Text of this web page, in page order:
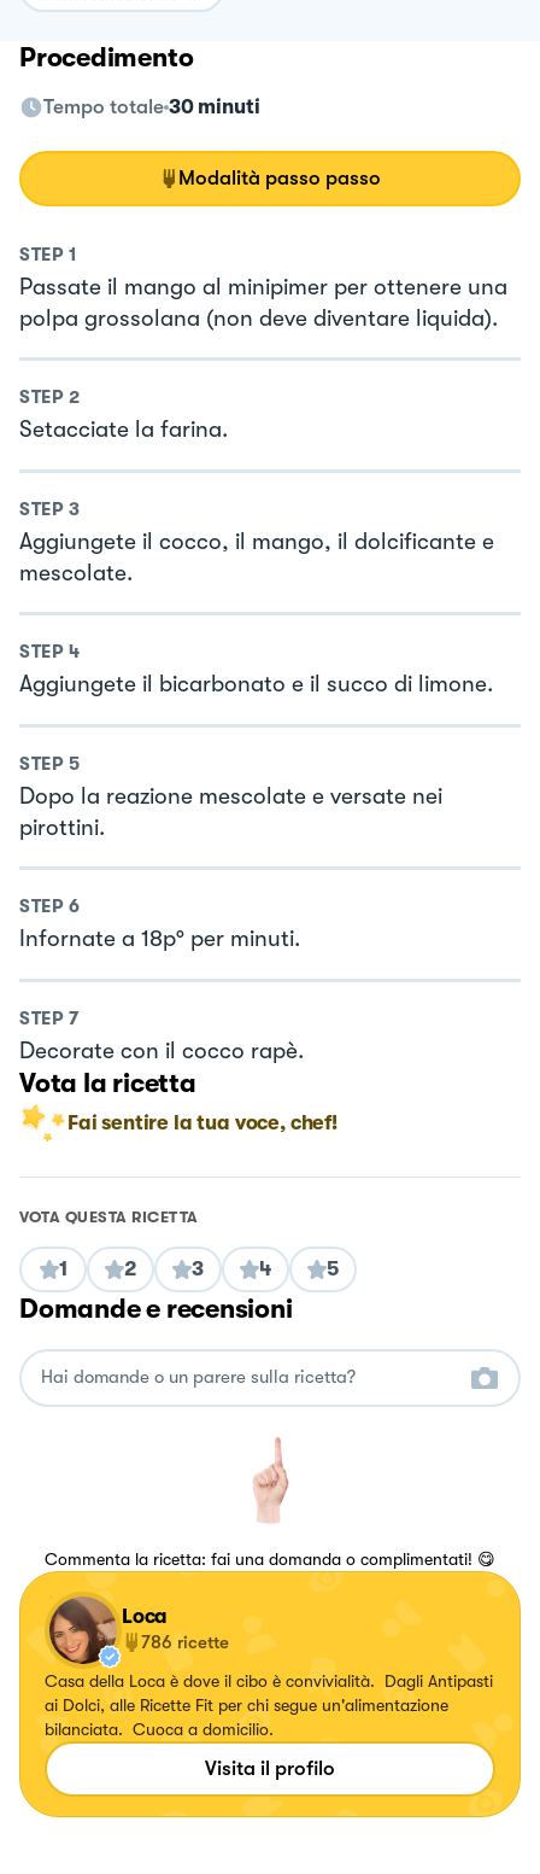
Procedimento
Tempo totale 30 minuti
Modalità passo passo
STEP 1
Passate il mango al minipimer per ottenere una
polpa grossolana (non deve diventare liquida).
STEP 2
Setacciate la farina.
STEP 3
Aggiungete il cocco, il mango, il dolcificante e
mescolate.
STEP 4
Aggiungete il bicarbonato e il succo di limone.
STEP 5
Dopo la reazione mescolate e versate nei
pirottini.
STEP 6
Infornate a 18p° per minuti.
STEP 7
Decorate con il cocco rapè.
Vota la ricetta
Fai sentire la tua voce, chef!
VOTA QUESTA RICETTA
1 2 3 4 5
Domande e recensioni
Commenta la ricetta: fai una domanda o complimentati! 😋
Loca
786 ricette
Casa della Loca è dove il cibo è convivialità. Dagli Antipasti
ai Dolci, alle Ricette Fit per chi segue un'alimentazione
bilanciata. Cuoca a domicilio.
Visita il profilo